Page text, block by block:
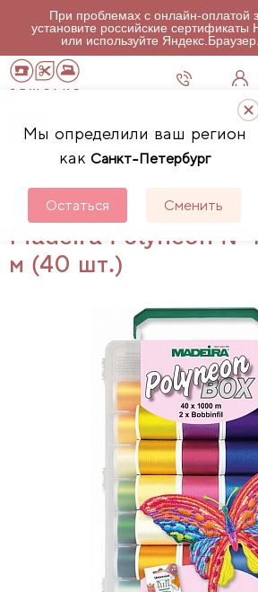
При проблемах с онлайн-оплатой
установите российские
или используйте Яндекс.Браузер.
Мы определили ваш регион
как Санкт-Петербург
Остаться Сменить
Аксессуары для
Набор вышивальных
Мadeira Polyneon
м (40 шт.)